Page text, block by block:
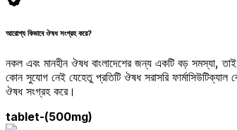
আরোগ্য কিভাবে ঔষধ সংগ্রহ করে?
নকল এবং মানহীন ঔষধ বাংলাদেশের জন্য একটি বড় সমস্যা,
কোন সুযোগ নেই যেহেতু প্রতিটি ঔষধ সরাসরি
ঔষধ সংগ্রহ করে।
tablet-(500mg)